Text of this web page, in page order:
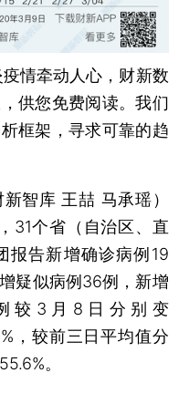
情牵动人心，财新数
供您免费阅读。我们
框架，寻求可靠的趋
智库 王喆 马承瑶）
31个省（自治区、直
报告新增确诊病例19
疑似病例36例，新增
较3月8日分别变
，较前三日平均值分
。